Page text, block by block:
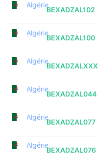
Algérie
BEXADZAL102
Algérie
BEXADZAL100
Algérie
BEXADZALXXX
Algérie
BEXADZAL044
Algérie
BEXADZAL077
Algérie
BEXADZAL076